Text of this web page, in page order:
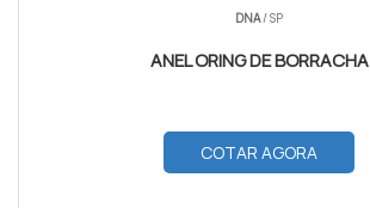
DNA/ SP
ANEL ORING DE BORRACHA
COTAR AGORA